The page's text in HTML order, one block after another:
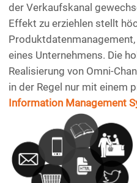
der Verkaufskanal
Effekt zu erziehlen stellt
eines Unternehmens. Die
Realisierung von Omni-
in der Regel nur mit einem
Information Management